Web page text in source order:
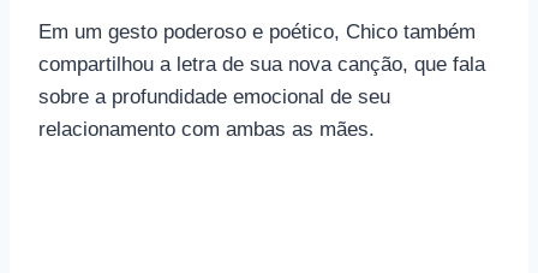
Em um gesto poderoso e poético, Chico também
compartilhou a letra de sua nova canção, que fala
sobre a profundidade emocional de seu
relacionamento com ambas as mães.